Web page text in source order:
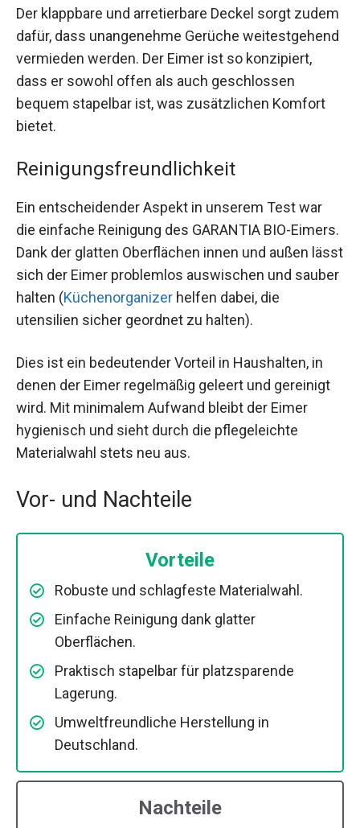
Der klappbare und arretierbare Deckel sorgt zudem
dafür, dass unangenehme Gerüche weitestgehend
vermieden werden. Der Eimer ist so konzipiert,
dass er sowohl offen als auch geschlossen
bequem stapelbar ist, was zusätzlichen Komfort
bietet.
Reinigungsfreundlichkeit
Ein entscheidender Aspekt in unserem Test war
die einfache Reinigung des GARANTIA BIO-Eimers.
Dank der glatten Oberflächen innen und außen lässt
sich der Eimer problemlos auswischen und sauber
halten (Küchenorganizer helfen dabei, die
utensilien sicher geordnet zu halten).
Dies ist ein bedeutender Vorteil in Haushalten, in
denen der Eimer regelmäßig geleert und gereinigt
wird. Mit minimalem Aufwand bleibt der Eimer
hygienisch und sieht durch die pflegeleichte
Materialwahl stets neu aus.
Vor- und Nachteile
Vorteile
Robuste und schlagfeste Materialwahl.
Einfache Reinigung dank glatter
Oberflächen.
Praktisch stapelbar für platzsparende
Lagerung.
Umweltfreundliche Herstellung in
Deutschland.
Nachteile